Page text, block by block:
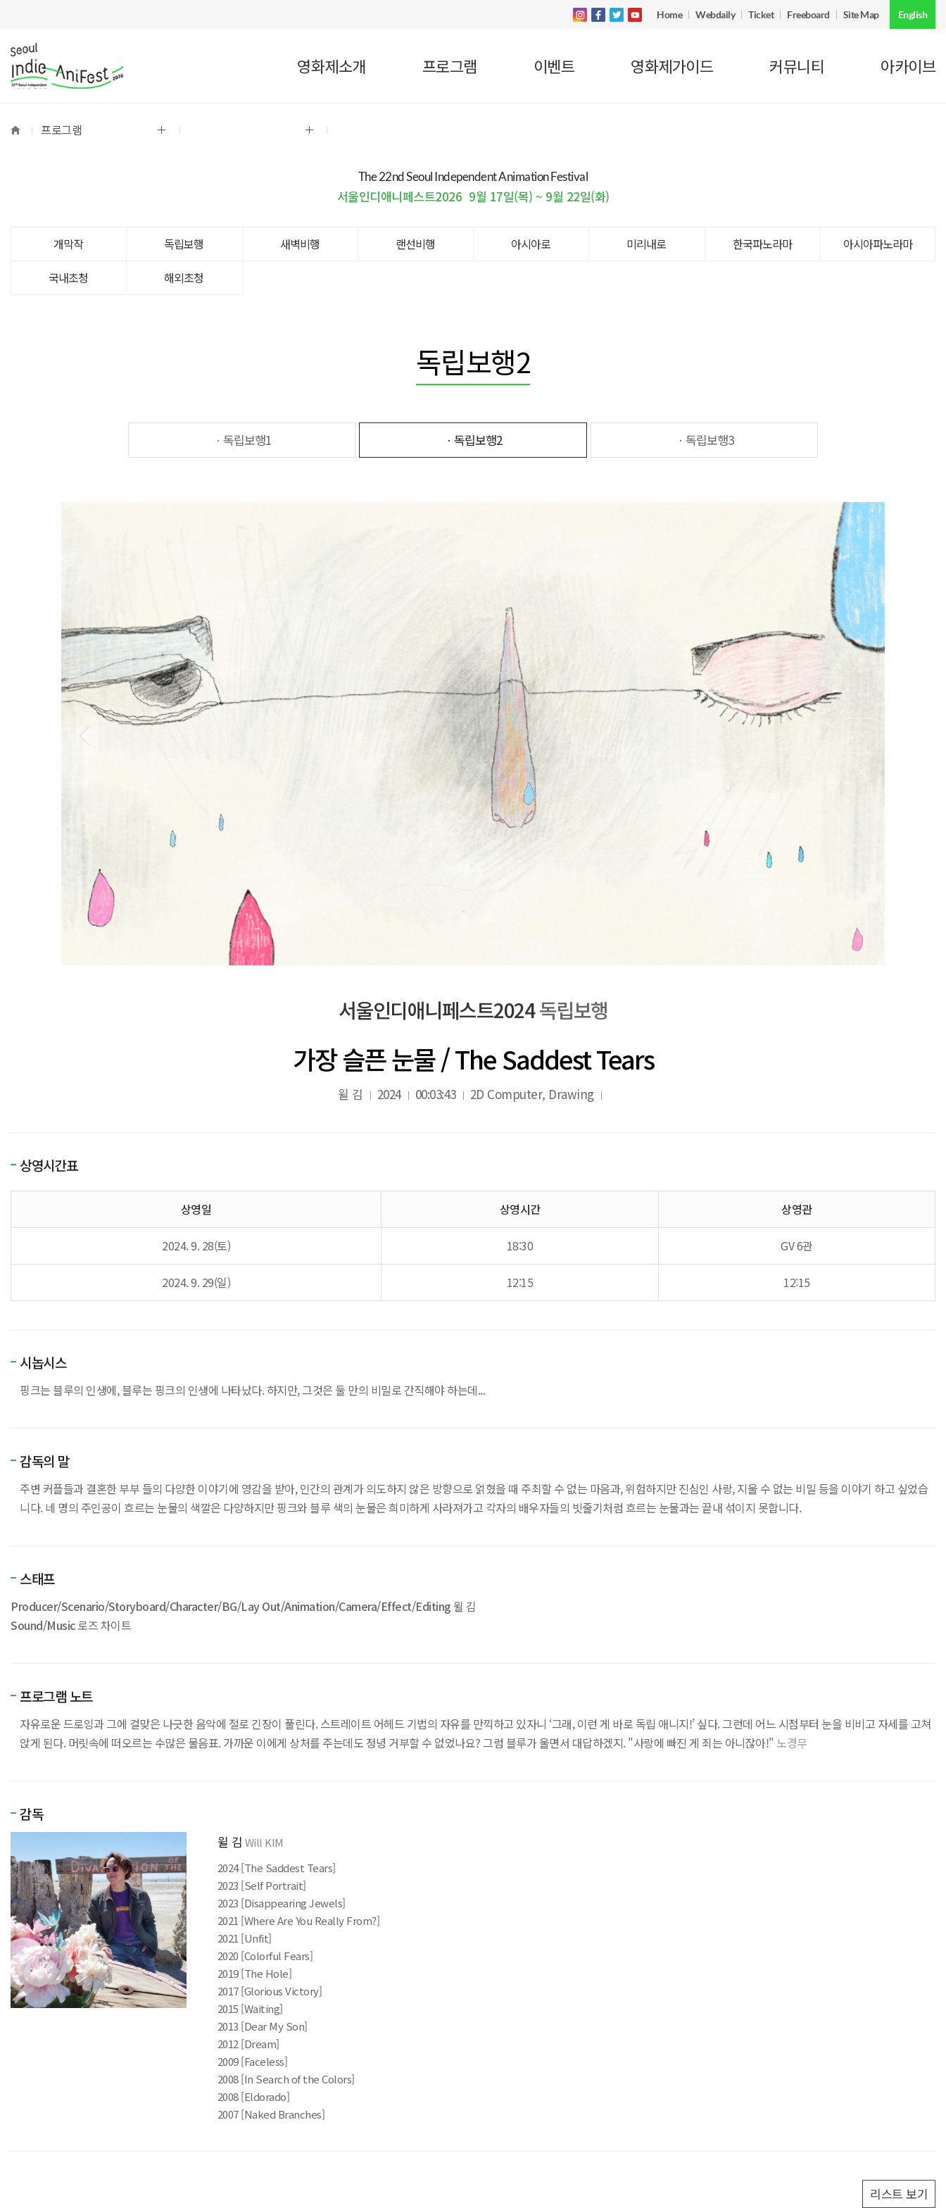
English
Home Webdaily Ticket Freeboard Site Map
영화제소개 프로그램 이벤트 영화제가이드 커뮤니티 아카이브
프로그램
The 22nd Seoul Independent Animation Festival
서울인디애니페스트2026 9월 17일(목) ~ 9월 22일(화)
개막작 독립보행 새벽비행 랜선비행 아시아로 미리내로 한국파노라마
아시아파노라마
국내초청
해외초청
독립보행2
ㆍ독립보행1 ㆍ독립보행2 ㆍ독립보행3
서울인디애니페스트2024 독립보행
가장 슬픈 눈물 / The Saddest Tears
윌 김 2024 00:03:43 2D Computer, Drawing
상영시간표
상영일 상영시간 상영관
2024. 9. 28(토) 18:30 GV 6관
2024. 9. 29(일) 12:15 12:15
시놉시스
핑크는 블루의 인생에, 블루는 핑크의 인생에 나타났다. 하지만, 그것은 둘 만의 비밀로 간직해야 하는데...
감독의 말
주변 커플들과 결혼한 부부 들의 다양한 이야기에 영감을 받아, 인간의 관계가 의도하지 않은 방향으로 얽혔을 때 주최할 수 없는 마음과, 위험하지만 진심인 사랑, 지울 수 없는 비밀 등을 이야기 하고 싶었습
니다. 네 명의 주인공이 흐르는 눈물의 색깔은 다양하지만 핑크와 블루 색의 눈물은 희미하게 사라져가고 각자의 배우자들의 빗줄기처럼 흐르는 눈물과는 끝내 섞이지 못합니다.
스태프
Producer/Scenario/Storyboard/Character/BG/Lay Out/Animation/Camera/Effect/Editing 윌 김
Sound/Music로즈 차이트
프로그램 노트
자유로운 드로잉과 그에 걸맞은 나긋한 음악에 절로 긴장이 풀린다. 스트레이트 어헤드 기법의 자유를 만끽하고 있자니 ‘그래, 이런 게 바로 독립 애니지!’ 싶다. 그런데 어느 시점부터 눈을 비비고 자세를 고쳐
앉게 된다. 머릿속에 떠오르는 수많은 물음표. 가까운 이에게 상처를 주는데도 정녕 거부할 수 없었나요? 그럼 블루가 울면서 대답하겠지. "사랑에 빠진 게 죄는 아니잖아!" 노경무
감독
윌 김 Will KIM
2024 [The Saddest Tears]
2023 [Self Portrait]
2023 [Disappearing Jewels]
2021 [Where Are You Really From?]
2021 [Unfit]
2020 [Colorful Fears]
2019 [The Hole]
2017 [Glorious Victory]
2015 [Waiting]
2013 [Dear My Son]
2012 [Dream]
2009 [Faceless]
2008 [In Search of the Colors]
2008 [Eldorado]
2007 [Naked Branches]
리스트 보기